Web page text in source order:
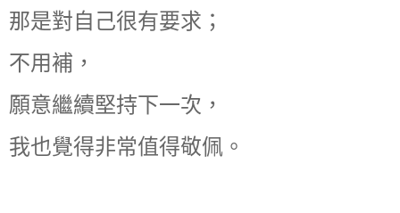
那是對自己很有要求；
不用補，
願意繼續堅持下一次，
我也覺得非常值得敬佩。